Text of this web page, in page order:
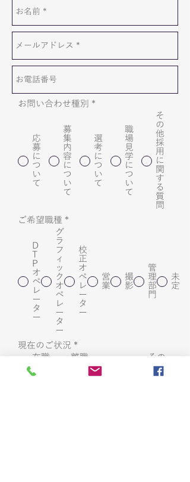
お問い合わせ種別 *
応
募
に
つ
い
て
募
集
内
容
に
つ
い
て
選
考
に
つ
い
て
職
場
見
学
に
つ
い
て
そ
の
他
採
用
に
関
す
る
質
問
ご希望職種 *
D
T
P
オ
ペ
レ
ー
タ
ー
グ
ラ
フ
ィ
ッ
ク
オ
ペ
レ
ー
タ
ー
校
正
オ
ペ
レ
ー
タ
ー
営
業
撮
影
管
理
部
門
未
定
現在のご状況 *
在職
離職
その
他